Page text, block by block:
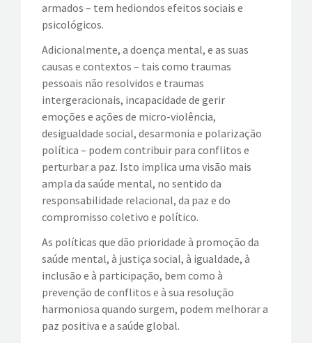
armados – tem hediondos efeitos sociais e
psicológicos.
Adicionalmente, a doença mental, e as suas
causas e contextos – tais como traumas
pessoais não resolvidos e traumas
intergeracionais, incapacidade de gerir
emoções e ações de micro-violência,
desigualdade social, desarmonia e polarização
política – podem contribuir para conflitos e
perturbar a paz. Isto implica uma visão mais
ampla da saúde mental, no sentido da
responsabilidade relacional, da paz e do
compromisso coletivo e político.
As políticas que dão prioridade à promoção da
saúde mental, à justiça social, à igualdade, à
inclusão e à participação, bem como à
prevenção de conflitos e à sua resolução
harmoniosa quando surgem, podem melhorar a
paz positiva e a saúde global.